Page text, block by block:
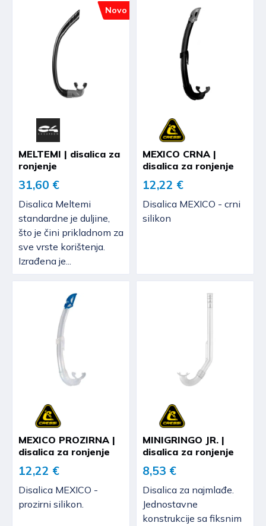
Novo
MELTEMI | disalica za
ronjenje
31,60 €
Disalica Meltemi
standardne je duljine,
što je čini prikladnom za
sve vrste korištenja.
Izrađena je...
MEXICO CRNA |
disalica za ronjenje
12,22 €
Disalica MEXICO - crni
silikon
MEXICO PROZIRNA |
disalica za ronjenje
12,22 €
Disalica MEXICO -
prozirni silikon.
MINIGRINGO JR. |
disalica za ronjenje
8,53 €
Disalica za najmlađe.
Jednostavne
konstrukcije sa fiksnim